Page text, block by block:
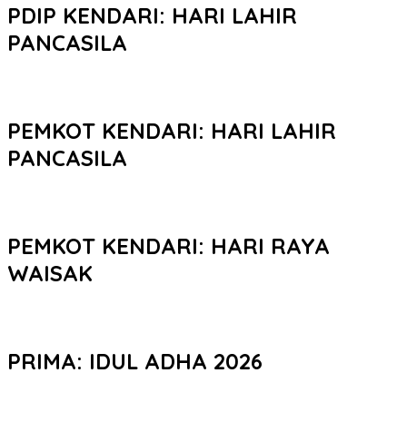
PDIP KENDARI: HARI LAHIR
PANCASILA
PEMKOT KENDARI: HARI LAHIR
PANCASILA
PEMKOT KENDARI: HARI RAYA
WAISAK
PRIMA: IDUL ADHA 2026